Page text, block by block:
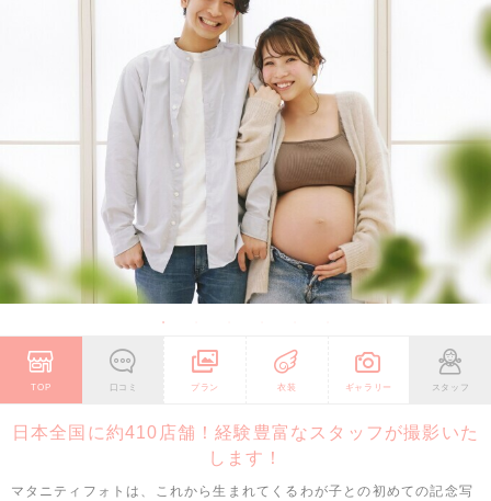
TOP 口コミ プラン 衣装 ギャラリー スタッフ
日本全国に約410店舗！経験豊富なスタッフが撮影いた
します！
マタニティフォトは、これから生まれてくるわが子との初めての記念写